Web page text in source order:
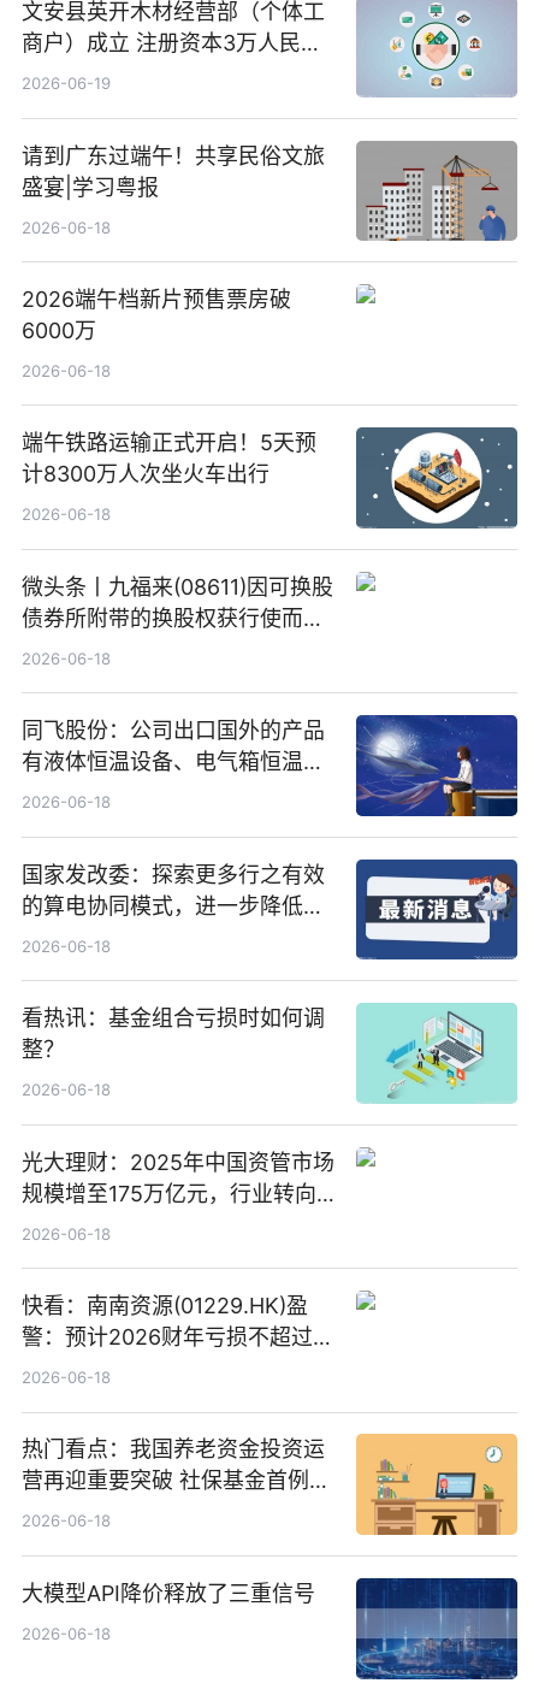
文安县英开木材经营部（个体工
商户）成立 注册资本3万人民币
新要闻
2026-06-19
请到广东过端午！共享民俗文旅
盛宴|学习粤报
2026-06-18
2026端午档新片预售票房破
6000万
2026-06-18
端午铁路运输正式开启！5天预
计8300万人次坐火车出行
2026-06-18
微头条丨九福来(08611)因可换股
债券所附带的换股权获行使而发
行5200万股
2026-06-18
同飞股份：公司出口国外的产品
有液体恒温设备、电气箱恒温装
置、纯水冷却单元和特种换热器
2026-06-18
国家发改委：探索更多行之有效
的算电协同模式，进一步降低网
络传输时延_最资讯
2026-06-18
看热讯：基金组合亏损时如何调
整？
2026-06-18
光大理财：2025年中国资管市场
规模增至175万亿元，行业转向
“量质并重”
2026-06-18
快看：南南资源(01229.HK)盈
警：预计2026财年亏损不超过
1000万港元
2026-06-18
热门看点：我国养老资金投资运
营再迎重要突破 社保基金首例期
货账户完成开立
2026-06-18
大模型API降价释放了三重信号
2026-06-18